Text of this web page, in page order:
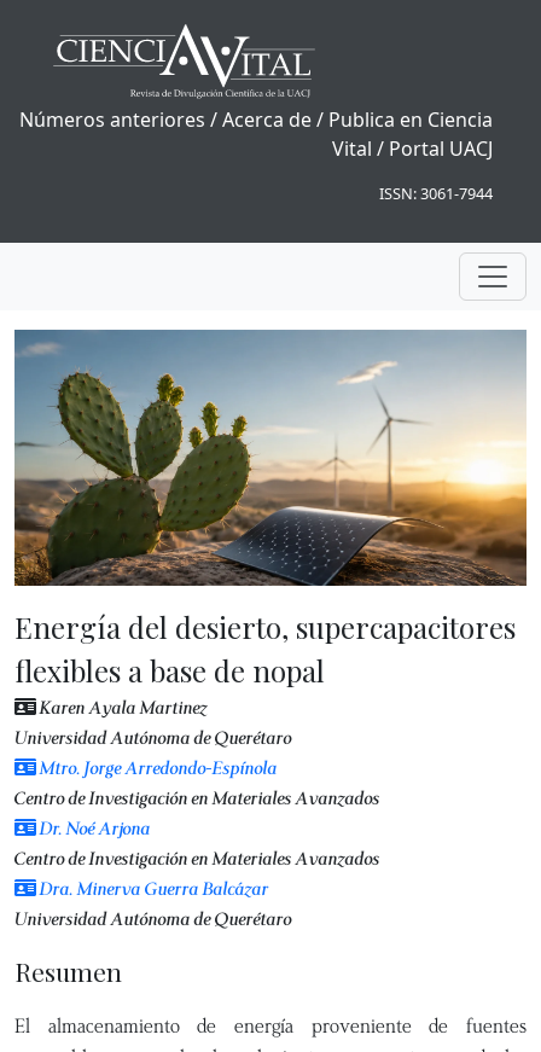
Números anteriores /Acerca de/ Publica en Ciencia
Vital / Portal UACJ
ISSN: 3061-7944
Energía del desierto, supercapacitores
flexibles a base de nopal
Karen Ayala Martinez
Universidad Autónoma de Querétaro
Mtro. Jorge Arredondo-Espínola
Centro de Investigación en Materiales Avanzados
Dr. Noé Arjona
Centro de Investigación en Materiales Avanzados
Dra. Minerva Guerra Balcázar
Universidad Autónoma de Querétaro
Resumen
El almacenamiento de energía proveniente de fuentes